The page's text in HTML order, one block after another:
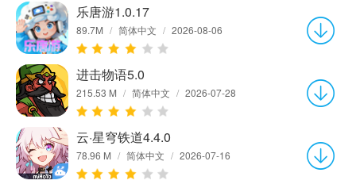
乐唐游1.0.17
89.7M / 简体中文 / 2026-08-06
进击物语5.0
215.53 M / 简体中文 / 2026-07-28
云·星穹铁道4.4.0
78.96 M / 简体中文 / 2026-07-16